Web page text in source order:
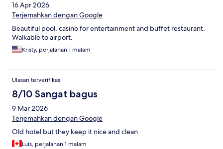
16 Apr 2026
Terjemahkan dengan Google
Beautiful pool, casino for entertainment and buffet restaurant.
Walkable to airport.
Kristy, perjalanan 1 malam
Ulasan terverifikasi
8/10 Sangat bagus
9 Mar 2026
Terjemahkan dengan Google
Old hotel but they keep it nice and clean
Luis, perjalanan 1 malam